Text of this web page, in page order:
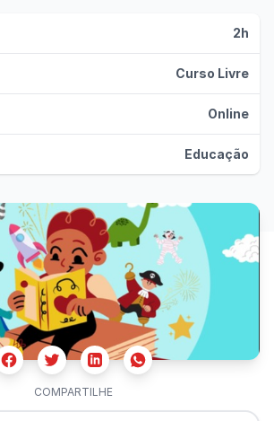
2h
Curso Livre
Online
Educação
FacebookTwitterLinkedinWhatsapp
COMPARTILHE